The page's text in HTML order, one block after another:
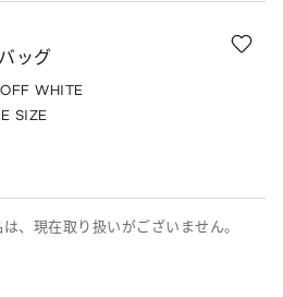
ッグ
WHITE
SIZE
、現在取り扱いがございません。